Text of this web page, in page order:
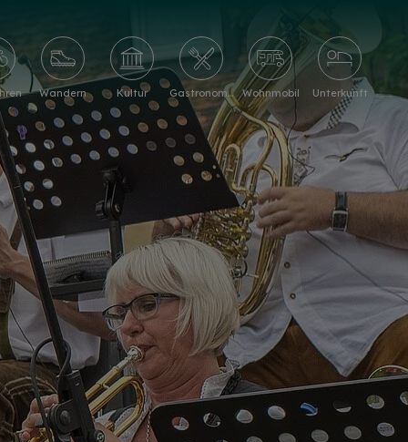
Wandern Kultur Gastronomie Wohnmobil Unterkunft